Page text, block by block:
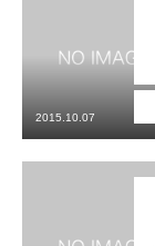
2015.10.07